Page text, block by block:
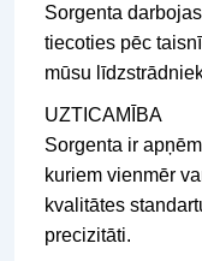
Sorgenta
tiecoties pēc
mūsu
UZTICAMĪBA
Sorgenta ir
kuriem vienmēr
kvalitātes
precizitāti.